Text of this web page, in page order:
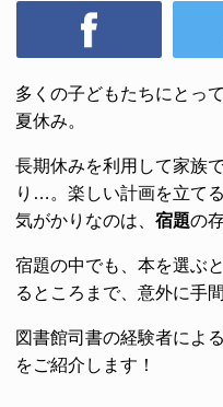
多くの子どもたちにとっ
夏休み。
長期休みを利用して家族
り…。楽しい計画を立て
気がかりなのは、 宿題の
宿題の中でも、本を選ぶ
るところまで、意外に手
図書館司書の経験者によ
をご紹介します！